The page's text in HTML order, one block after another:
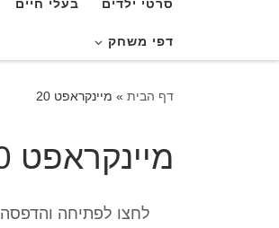
סרטי ילדים בעלי חיים
דפי משחק
דף הבית » מיינקראפט 20
מיינקראפט 20
לחצו לפתיחה והדפסה